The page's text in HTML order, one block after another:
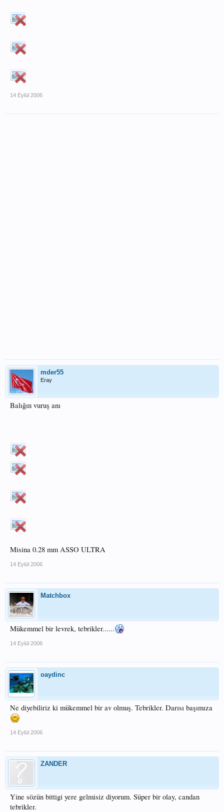
14 Eylül 2006
mder55
Eray
Balığın vuruş anı
Misina 0.28 mm ASSO ULTRA
14 Eylül 2006
Matchbox
Mükemmel bir levrek, tebrikler......
14 Eylül 2006
oaydinc
Ne diyebiliriz ki mükemmel bir av olmuş. Tebrikler. Darısı başımıza
14 Eylül 2006
ZANDER
Yine sözün bittigi yere gelmisiz diyorum. Süper bir olay, candan
tebrikler.